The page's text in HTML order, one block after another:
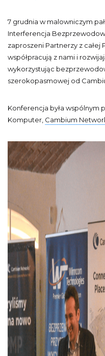
7 grudnia w malowniczym
Interferencja
zaproszeni Partnerzy z całej
współpracują z nami i
wykorzystując
szerokopasmowej od
Konferencja była wspólnym
Komputer Cambium